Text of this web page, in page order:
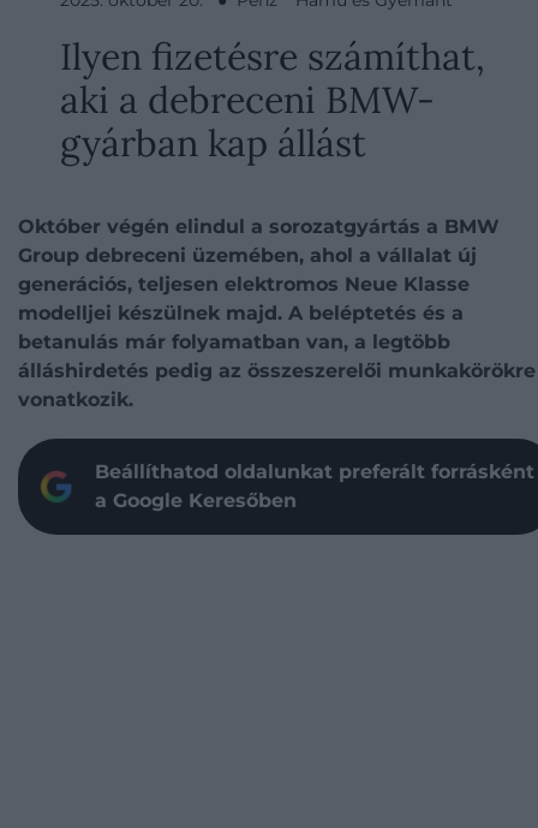
Ilyen fizetésre számíthat,
aki a debreceni BMW-
gyárban kap állást
Október végén elindul a sorozatgyártás a BMW
Group debreceni üzemében, ahol a vállalat új
generációs, teljesen elektromos Neue Klasse
modelljei készülnek majd. A beléptetés és a
betanulás már folyamatban van, a legtöbb
álláshirdetés pedig az összeszerelői munkakörökre
vonatkozik.
Beállíthatod oldalunkat preferált forrásként
a Google Keresőben